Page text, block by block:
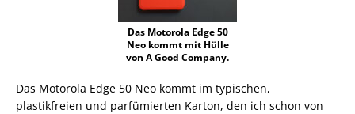
Das Motorola Edge 50
Neo kommt mit Hülle
von A Good Company.
Das Motorola Edge 50 Neo kommt im typischen,
plastikfreien und parfümierten Karton, den ich schon von